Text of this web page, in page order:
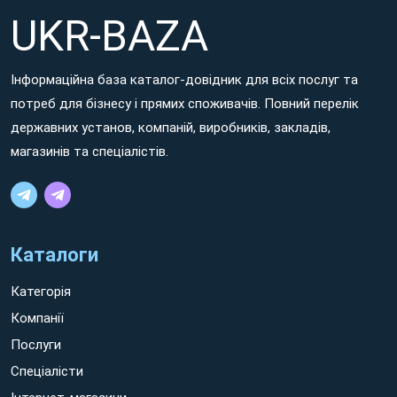
UKR-BAZA
Інформаційна база каталог-довідник для всіх послуг та
потреб для бізнесу і прямих споживачів. Повний перелік
державних установ, компаній, виробників, закладів,
магазинів та спеціалістів.
Каталоги
Категорія
Компанії
Послуги
Спеціалісти